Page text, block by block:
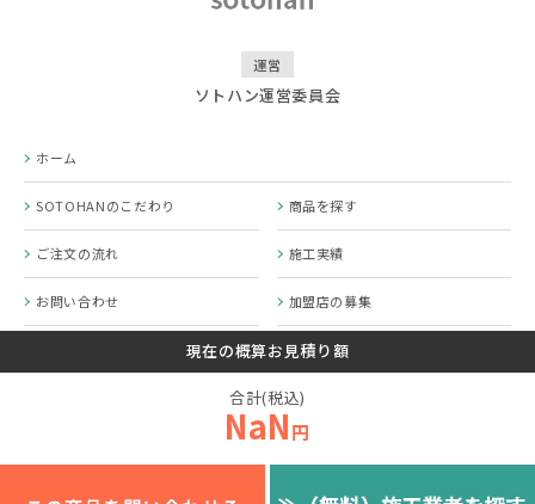
現在の概算お見積り額
合計(税込)
NaN円
運営
ソトハン運営委員会
ホーム
SOTOHANのこだわり 商品を探す
ご注文の流れ 施工実績
お問い合わせ 加盟店の募集
プライバシーポリシー